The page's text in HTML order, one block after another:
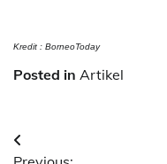
Kredit : BorneoToday
Posted in Artikel
Post